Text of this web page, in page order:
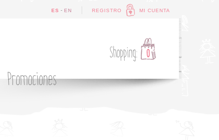
REGISTRO MI CUENTA
ES - EN
Shopping: 0
Promociones